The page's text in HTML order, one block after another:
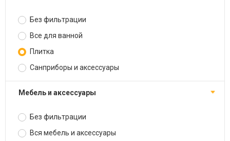
Без фильтрации
Все для ванной
Плитка
Санприборы и аксессуары
Мебель и аксессуары
Без фильтрации
Вся мебель и аксессуары